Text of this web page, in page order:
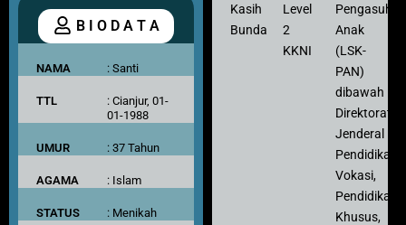
B I O D A T A
NAMA : Santi
TTL
: Cianjur, 01-
01-1988
UMUR : 37 Tahun
AGAMA : Islam
STATUS : Menikah
Kasih
Bunda
Level
2
KKNI
Pengasuh
Anak
(LSK-
PAN)
dibawah
Direktorat
Jenderal
Pendidikan
Vokasi,
Pendidikan
Khusus,